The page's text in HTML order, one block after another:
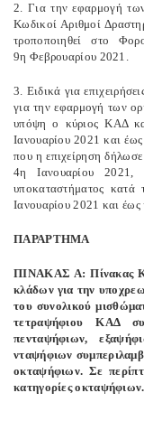
2. Για την εφαρμογή
Κωδικοί Αριθμοί
τροποποιηθεί στο
9η Φεβρουαρίου 2021.
3. Ειδικά για
για την εφαρμογή των
υπόψη ο κύριος ΚΑΔ
Ιανουαρίου 2021 και
που η επιχείρηση
4η Ιανουαρίου 2021,
υποκαταστήματος
Ιανουαρίου 2021 και
ΠΑΡΑΡΤΗΜΑ
ΠΙΝΑΚΑΣ Α: Πίνακας
κλάδων για την
του συνολικού
τετραψήφιου ΚΑΔ
πενταψήφιων,
νταψήφιων
οκταψήφιων. Σε
κατηγορίες οκταψήφιων.